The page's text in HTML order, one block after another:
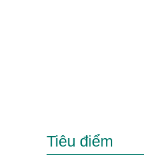
Tiêu điểm